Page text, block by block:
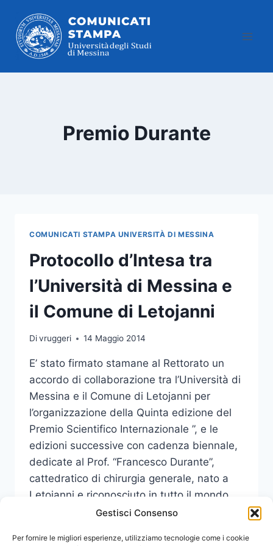
Gestisci Consenso
Per fornire le migliori esperienze, utilizziamo tecnologie come i cookie
contenuto
Premio Durante
COMUNICATI STAMPA UNIVERSITÀ DI MESSINA
Protocollo d’Intesa tra
l’Università di Messina e
il Comune di Letojanni
Divruggeri 14 Maggio 2014
E’ stato firmato stamane al Rettorato un
accordo di collaborazione tra l’Università di
Messina e il Comune di Letojanni per
l’organizzazione della Quinta edizione del
Premio Scientifico Internazionale ”, e le
edizioni successive con cadenza biennale,
dedicate al Prof. “Francesco Durante”,
cattedratico di chirurgia generale, nato a
Letojanni e riconosciuto in tutto il mondo
LEGGI DI PIÙPROTOCOLLO